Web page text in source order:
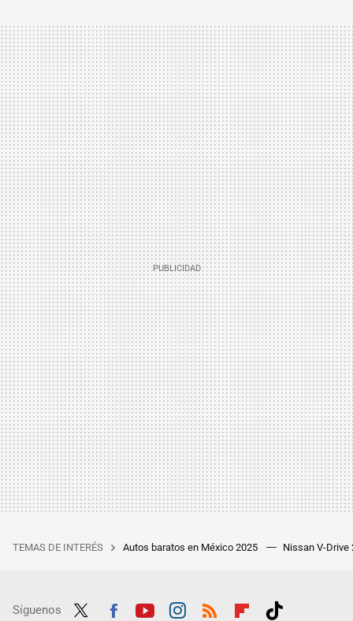
TEMAS DE INTERÉS Autos baratos en México 2025 Nissan V-Drive
Síguenos